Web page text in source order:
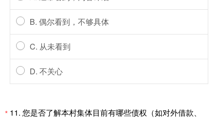
B. 偶尔看到，不够具体
C. 从未看到
D. 不关心
* 11. 您是否了解本村集体目前有哪些债权（如对外借款、